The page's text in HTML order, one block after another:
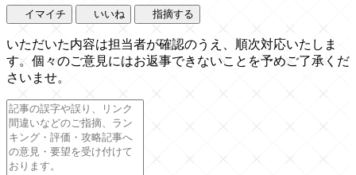
イマイチ いいね 指摘する
いただいた内容は担当者が確認のうえ、順次対応いたしま
す。個々のご意見にはお返事できないことを予めご了承くだ
さいませ。